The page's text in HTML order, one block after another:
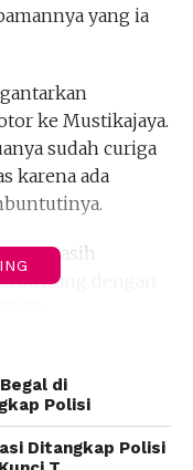
yang ia
ke Mustikajaya.
sudah curiga
karena ada
masih
dengan
jatuh dari sepeda
dengan
dan
Fathan lari
di
Polisi
Ditangkap Polisi